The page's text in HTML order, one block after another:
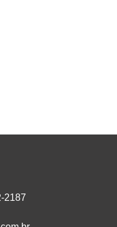
como preparar
-2187